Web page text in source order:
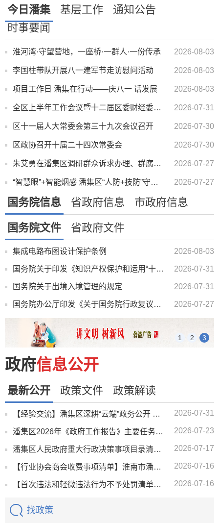
今日潘集 基层工作
通知公告
时事要闻
淮河湾·守望营地，一座桥·一群人·一份传承 2026-08-03
李国柱带队开展八一建军节走访慰问活动 2026-08-03
项目工作日 潘集在行动——庆八一 话发展 2026-08-03
全区上半年工作会议暨十二届区委财经委员会第一次会议召开 2026-07-31
区十一届人大常委会第三十九次会议召开 2026-07-30
区政协召开十届二十四次常委会 2026-07-30
朱艾勇在潘集区调研群众诉求办理、群腐集中整治等工作时强调 站稳群众立场 夯实基层基础 以解决问题的实... 2026-07-27
“智慧眼”+智能烟感 潘集区“人防+技防”守护百姓平安 2026-07-27
国务院信息 省政府信息 市政府信息
国务院文件 省政府文件
集成电路布图设计保护条例 2026-08-03
国务院关于印发《知识产权保护和运用“十五五”规划》的通知 2026-07-31
国务院关于出境入境管理的规定 2026-07-31
国务院办公厅印发《关于国务院行政复议案件处理程序的若干规定》的通知 2026-07-27
1 2 3
政府信息公开
最新公开 政策文件 政策解读
2026-07-31
【经验交流】潘集区深耕“云端”政务公开 直播间架起民生“连心桥”
2026-07-23
潘集区2026年《政府工作报告》主要任务二季度完成情况说明
2026-07-17
潘集区人民政府重大行政决策事项目录清单（2026版）
2026-07-16
【行业协会商会收费事项清单】淮南市潘集区行业协会商会收费事项清单（2026年版）
2026-07-16
【首次违法和轻微违法行为不予处罚清单】潘集区首次违法和轻微违法行为不予处罚清单
找政策